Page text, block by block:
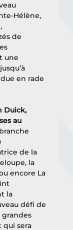
Hélène,
de
une
en rade
Duick,
au
de la
la
encore La
la
défi de
grandes
qui sera